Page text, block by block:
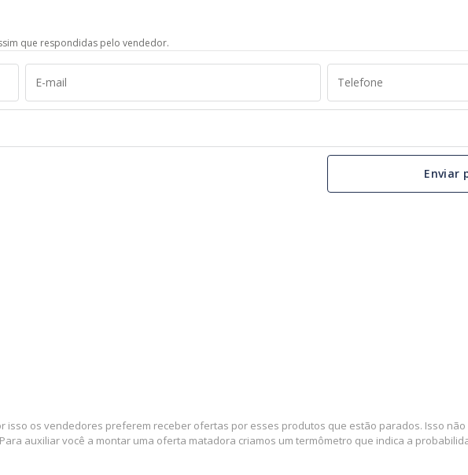
que respondidas pelo vendedor.
isso os vendedores preferem receber ofertas por esses produtos que estão parados. Isso
auxiliar você a montar uma oferta matadora criamos um termômetro que indica a